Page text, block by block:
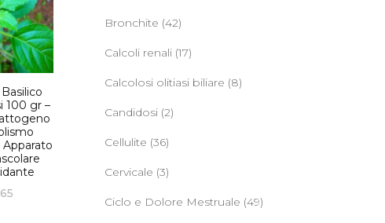
100 gr –
Apparato
Bronchite (42)
Calcoli renali (17)
Calcolosi olitiasi biliare (8)
Candidosi (2)
Cellulite (36)
Cervicale (3)
Ciclo e Dolore Mestruale (49)